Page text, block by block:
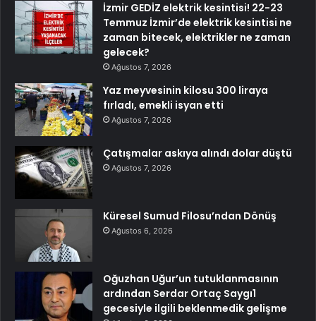
İzmir GEDİZ elektrik kesintisi! 22-23
Temmuz İzmir’de elektrik kesintisi ne
zaman bitecek, elektrikler ne zaman
gelecek?
Ağustos 7, 2026
Yaz meyvesinin kilosu 300 liraya
fırladı, emekli isyan etti
Ağustos 7, 2026
Çatışmalar askıya alındı dolar düştü
Ağustos 7, 2026
Küresel Sumud Filosu’ndan Dönüş
Ağustos 6, 2026
Oğuzhan Uğur’un tutuklanmasının
ardından Serdar Ortaç Saygı1
gecesiyle ilgili beklenmedik gelişme